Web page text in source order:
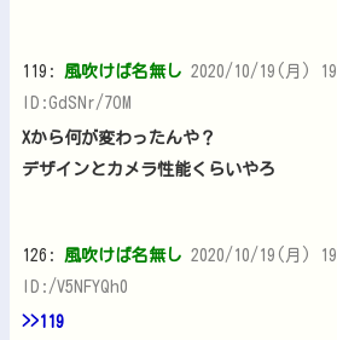
119: 風吹けば名無し 2020/10/19(月)
ID:GdSNr/7OM
Xから何が変わったんや？
デザインとカメラ性能くらいやろ
126: 風吹けば名無し 2020/10/19(月)
ID:/V5NFYQh0
>>119